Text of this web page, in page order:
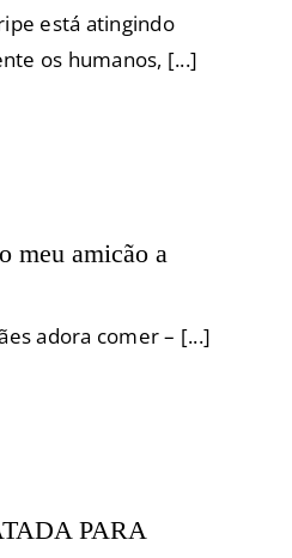
está atingindo
os humanos, [...]
meu amicão a
adora comer – [...]
PARA